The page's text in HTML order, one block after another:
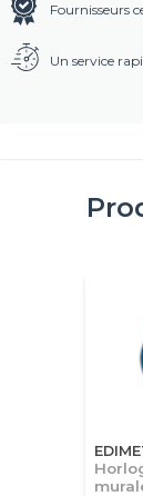
Fournisseurs
Un service